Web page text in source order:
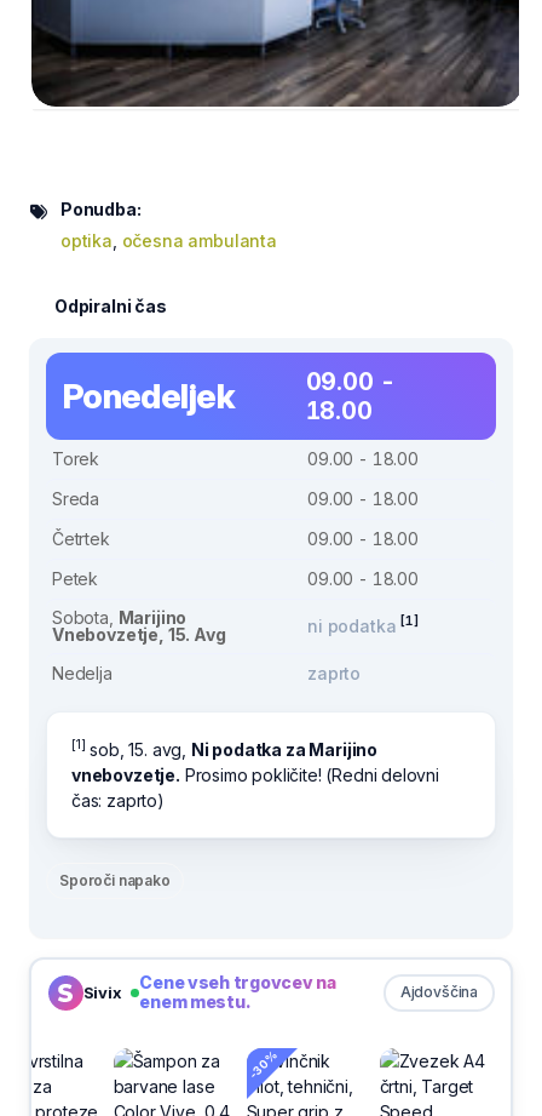
Ponudba:
optika očesna ambulanta
Odpiralni čas
Ponedeljek
09.00 -
18.00
Torek
09.00 - 18.00
Sreda
09.00 - 18.00
Četrtek
09.00 - 18.00
Petek
09.00 - 18.00
Sobota, Marijino
Vnebovzetje, 15. Avg
ni podatka [1]
Nedelja zaprto
[1] sob, 15. avg, Ni podatka za Marijino
vnebovzetje. Prosimo pokličite! (Redni delovni
čas: zaprto)
Sporoči napako
Sivix Ajdovščina
Cene vseh trgovcev na
enem mestu.
-30% -25%